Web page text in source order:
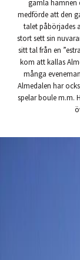
gamla hamnen
medförde att den
talet påbörjades
stort sett sin
sitt tal från en
kom att kallas
många
Almedalen har
spelar boule m.m.